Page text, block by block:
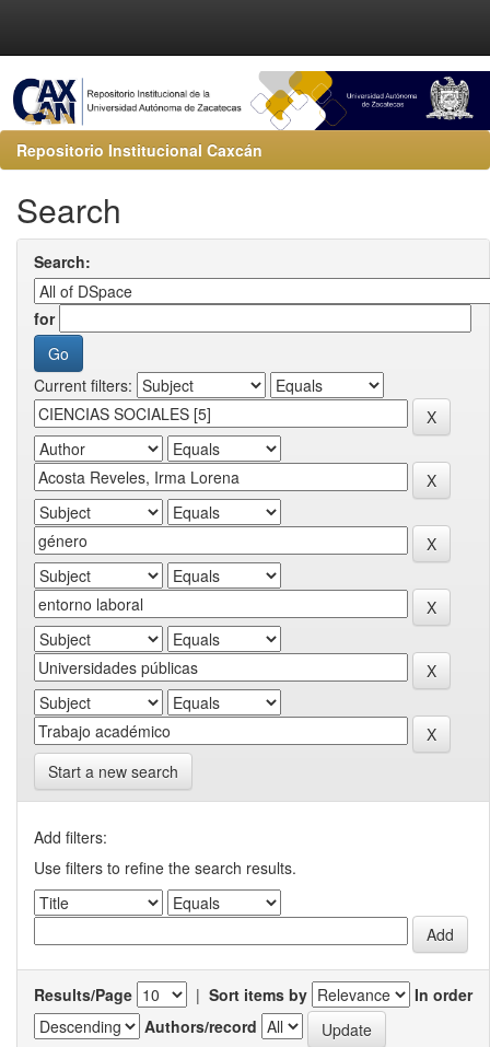
Repositorio Institucional Caxcán
Search
Search:
for
Current filters:
Start a new search
Add filters:
Use filters to refine the search results.
Results/Page | Sort items by
In order
Authors/record